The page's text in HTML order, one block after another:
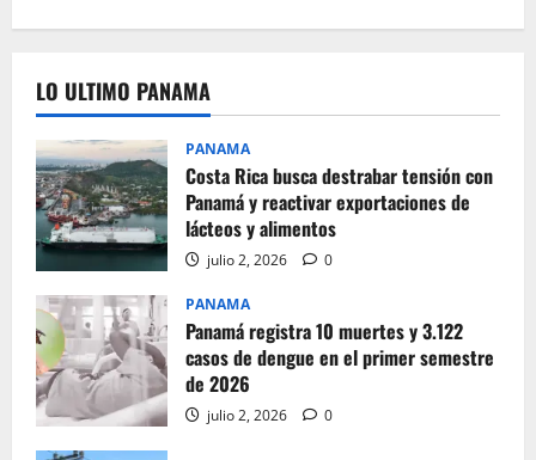
LO ULTIMO PANAMA
PANAMA
Costa Rica busca destrabar tensión con
Panamá y reactivar exportaciones de
lácteos y alimentos
julio 2, 2026 0
PANAMA
Panamá registra 10 muertes y 3.122
casos de dengue en el primer semestre
de 2026
julio 2, 2026 0